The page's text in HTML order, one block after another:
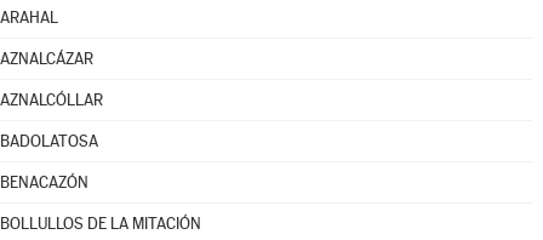
ARAHAL
AZNALCÁZAR
AZNALCÓLLAR
BADOLATOSA
BENACAZÓN
BOLLULLOS DE LA MITACIÓN